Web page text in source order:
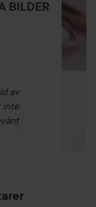
BILDER
av
inte